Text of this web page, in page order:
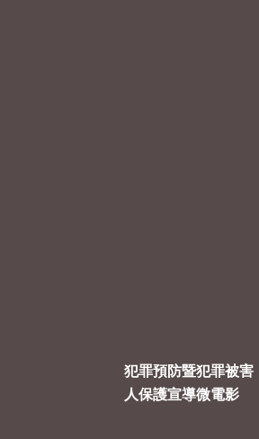
犯罪預防暨犯罪被害
人保護宣導微電影